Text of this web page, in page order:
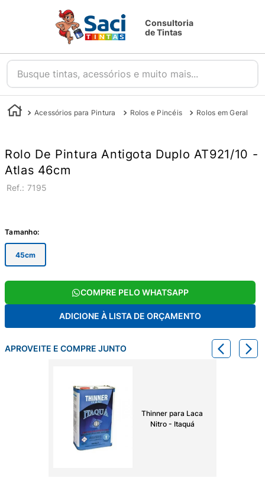
Consultoria
de Tintas
Busque tintas, acessórios e muito mais...
Acessórios para Pintura Rolos e Pincéis Rolos em Geral
Rolo De Pintura Antigota Duplo AT921/10 -
Atlas 46cm
: 7195
Tamanho:
45cm
COMPRE PELO WHATSAPP
ADICIONE À LISTA DE ORÇAMENTO
APROVEITE E COMPRE JUNTO
Thinner para Laca
Nitro - Itaquá